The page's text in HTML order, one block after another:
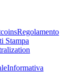
Regolamento
Stampa
Informativa